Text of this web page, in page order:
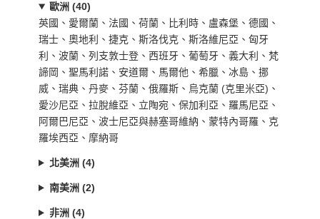
歐洲 (40)
英國、愛爾蘭、法國、荷蘭、比利時、盧森堡、德國、
瑞士、奧地利、捷克、斯洛伐克、斯洛維尼亞、匈牙
利、波蘭、列支敦士登、西班牙、葡萄牙、義大利、梵
諦岡、聖馬利諾、安道爾、馬爾他、希臘、冰島、挪
威、瑞典、丹麥、芬蘭、俄羅斯、烏克蘭 (克里米亞)、
愛沙尼亞、拉脫維亞、立陶宛、保加利亞、羅馬尼亞、
阿爾巴尼亞、波士尼亞與赫塞哥維納、蒙特內哥羅、克
羅埃西亞、摩納哥
北美洲 (4)
南美洲 (2)
非洲 (4)